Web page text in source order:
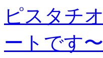
ピスタチ
ートです〜